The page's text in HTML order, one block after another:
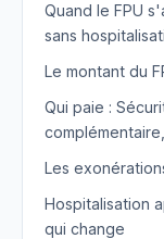
Quand le FPU
sans
Le montant du
Qui paie :
Les
Hospitalisation
qui change